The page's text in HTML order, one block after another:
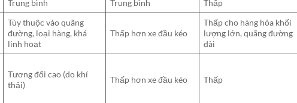
Trung bình Trung bình Thấp
Tùy thuộc vào quãng
đường, loại hàng, khá
linh hoạt
Thấp hơn xe đầu kéo
Thấp cho hàng hóa khối
lượng lớn, quãng đường
dài
Tương đối cao (do khí
thải)
Thấp hơn xe đầu kéo Thấp